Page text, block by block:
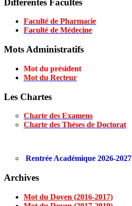
Différentes Facultés
Faculté de Pharmacie
Faculté de Médecine
Mots Administratifs
Mot du président
Mot du Recteur
Les Chartes
Charte des Examens
Charte des Théses de Doctorat
Rentrée Académique 2026-2027
Archives
Mot du Doyen (2016-2017)